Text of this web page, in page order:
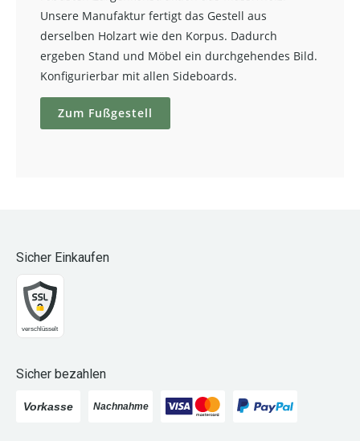
Unsere Manufaktur fertigt das Gestell aus
derselben Holzart wie den Korpus. Dadurch
ergeben Stand und Möbel ein durchgehendes Bild.
Konfigurierbar mit allen Sideboards.
Zum Fußgestell
Sicher Einkaufen
Sicher bezahlen